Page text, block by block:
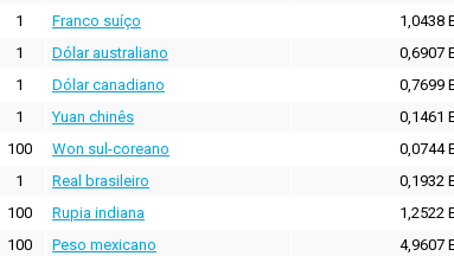
1 Franco suíço
1,0438
1 Dólar australiano
0,6907
1 Dólar canadiano
0,7699
1 Yuan chinês
0,1461
100 Won sul-coreano
0,0744
1 Real brasileiro
0,1932
100 Rupia indiana
1,2522
100 Peso mexicano
4,9607